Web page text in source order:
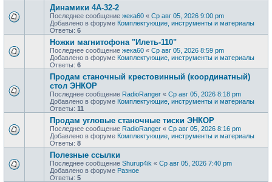
Динамики 4А-32-2
Последнее сообщение жека60 « Ср авг 05, 2026 9:00 pm
Добавлено в форуме Комплектующие, инструменты и материалы
Ответы: 6
Ножки магнитофона "Илеть-110"
Последнее сообщение жека60 « Ср авг 05, 2026 8:59 pm
Добавлено в форуме Комплектующие, инструменты и материалы
Ответы: 6
Продам станочный крестовинный (координатный)
стол ЭНКОР
Последнее сообщение RadioRanger « Ср авг 05, 2026 8:18 pm
Добавлено в форуме Комплектующие, инструменты и материалы
Ответы: 11
Продам угловые станочные тиски ЭНКОР
Последнее сообщение RadioRanger « Ср авг 05, 2026 8:16 pm
Добавлено в форуме Комплектующие, инструменты и материалы
Ответы: 8
Полезные ссылки
Последнее сообщение Shurup4ik « Ср авг 05, 2026 7:40 pm
Добавлено в форуме Разное
Ответы: 5